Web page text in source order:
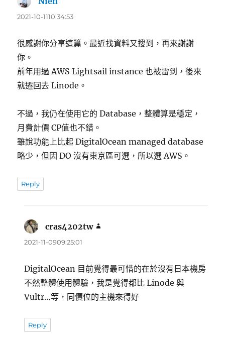
示:
2021-10-1110:34:53
很感謝你分享這篇。最近找資料又搜到，再來謝謝
你。
前年用過 AWS Lightsail instance 也被雷到，後來
就遷回去 Linode。
不過，我仍在使用它的 Database，整體算是穩定，
月費計價 CP值也不錯。
雖說功能上比起 DigitalOcean managed database
略少，但因 DO 沒有東京區可選，所以選 AWS。
Reply
cras4202tw
2021-11-0909:25:01
DigitalOcean 目前覺得最可惜的在於沒有日本機房
不然整體使用體驗，我是覺得都比 Linode 與
Vultr…等，同價位的主機來得好
Reply